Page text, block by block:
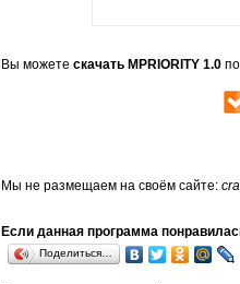
Вы можете скачать MPRIORITY 1.0
Мы не размещаем на своём сайте:
Если данная программа
Поделиться…